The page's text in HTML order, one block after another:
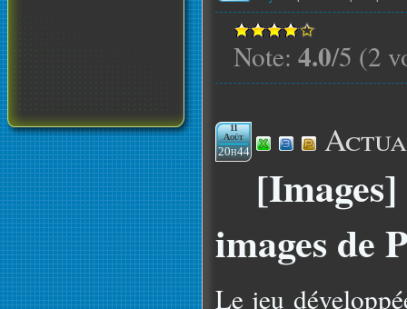
Note: 4.0/5 (2
11
Août
20h44
images de
Le jeu